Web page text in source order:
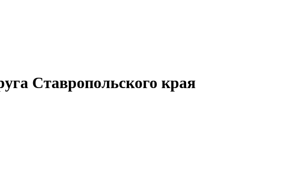
Ставропольского края